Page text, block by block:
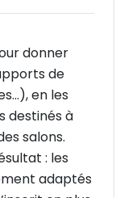
donner
de
en les
destinés à
salons.
: les
adaptés